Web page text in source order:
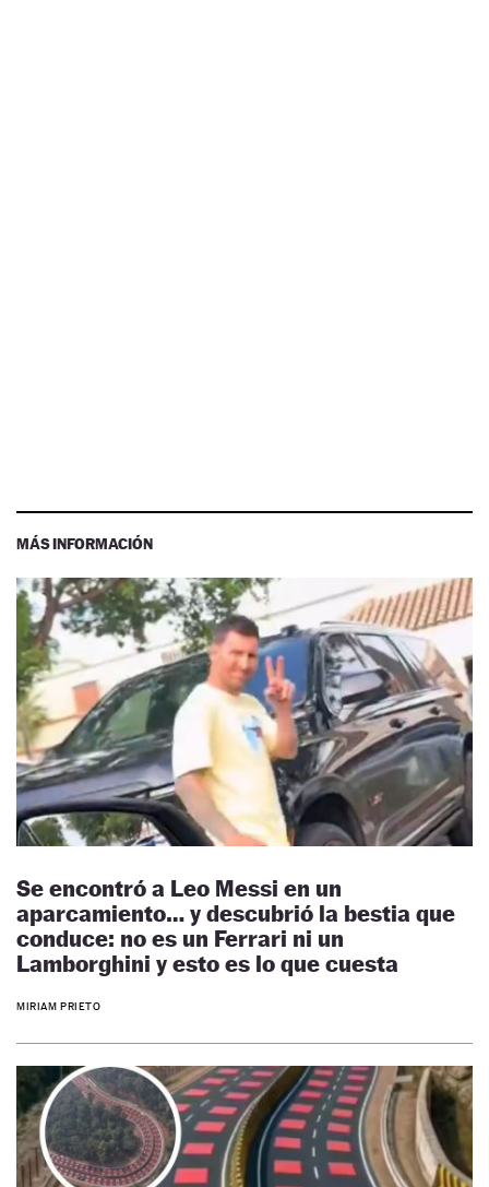
MÁS INFORMACIÓN
Se encontró a Leo Messi en un
aparcamiento… y descubrió la bestia que
conduce: no es un Ferrari ni un
Lamborghini y esto es lo que cuesta
MIRIAM PRIETO